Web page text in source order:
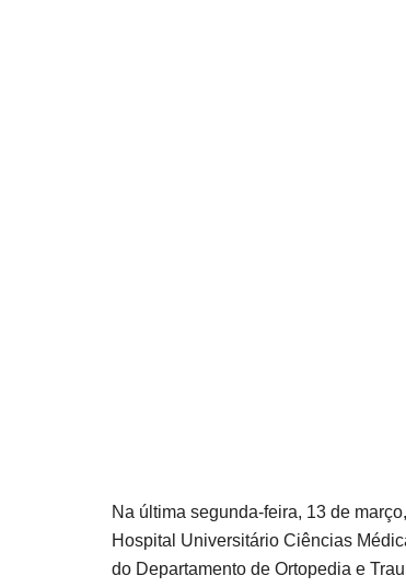
Na última segunda-feira, 13 de
Hospital Universitário Ciências
do Departamento de Ortopedia e